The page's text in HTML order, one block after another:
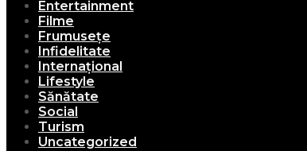
Entertainment
Filme
Frumusețe
Infidelitate
Internațional
Lifestyle
Sănătate
Social
Turism
Uncategorized